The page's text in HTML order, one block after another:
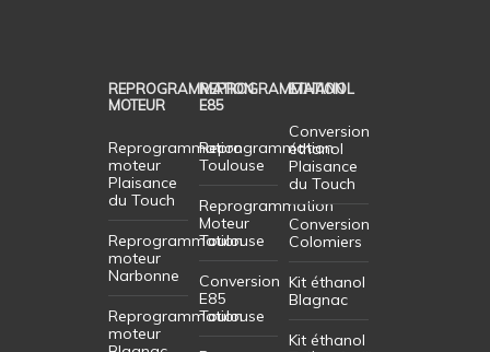
REPROGRAMMATION
MOTEUR
Reprogrammation
moteur
Plaisance
du Touch
Reprogrammation
moteur
Narbonne
Reprogrammation
moteur
REPROGRAMMATION
E85
Reprogrammation
Toulouse
Reprogrammation
Moteur
Toulouse
Conversion
E85
Toulouse
ETHANOL
Conversion
éthanol
Plaisance
du Touch
Conversion
Colomiers
Kit éthanol
Blagnac
Kit éthanol